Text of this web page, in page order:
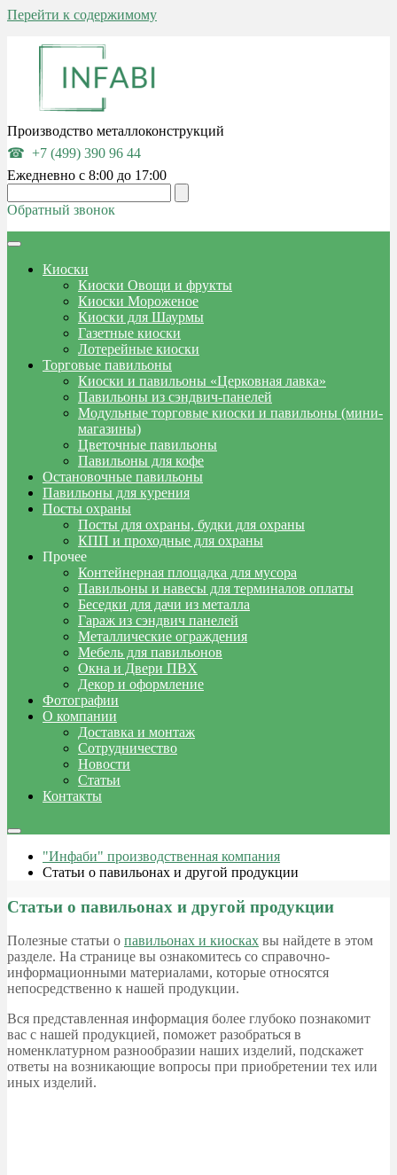
Перейти к содержимому
Производство металлоконструкций
+7 (499) 390 96 44
Ежедневно с 8:00 до 17:00
Обратный звонок
Киоски
Киоски Овощи и фрукты
Киоски Мороженое
Киоски для Шаурмы
Газетные киоски
Лотерейные киоски
Торговые павильоны
Киоски и павильоны «Церковная лавка»
Павильоны из сэндвич-панелей
Модульные торговые киоски и павильоны (мини-
магазины)
Цветочные павильоны
Павильоны для кофе
Остановочные павильоны
Павильоны для курения
Посты охраны
Посты для охраны, будки для охраны
КПП и проходные для охраны
Прочее
Контейнерная площадка для мусора
Павильоны и навесы для терминалов оплаты
Беседки для дачи из металла
Гараж из сэндвич панелей
Металлические ограждения
Мебель для павильонов
Окна и Двери ПВХ
Декор и оформление
Фотографии
О компании
Доставка и монтаж
Сотрудничество
Новости
Статьи
Контакты
"Инфаби" производственная компания
Статьи о павильонах и другой продукции
Статьи о павильонах и другой продукции
Полезные статьи о павильонах и киосках вы найдете в этом
разделе. На странице вы ознакомитесь со справочно-
информационными материалами, которые относятся
непосредственно к нашей продукции.
Вся представленная информация более глубоко познакомит
вас с нашей продукцией, поможет разобраться в
номенклатурном разнообразии наших изделий, подскажет
ответы на возникающие вопросы при приобретении тех или
иных изделий.